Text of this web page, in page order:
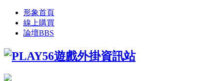
形象首頁
線上購買
論壇BBS